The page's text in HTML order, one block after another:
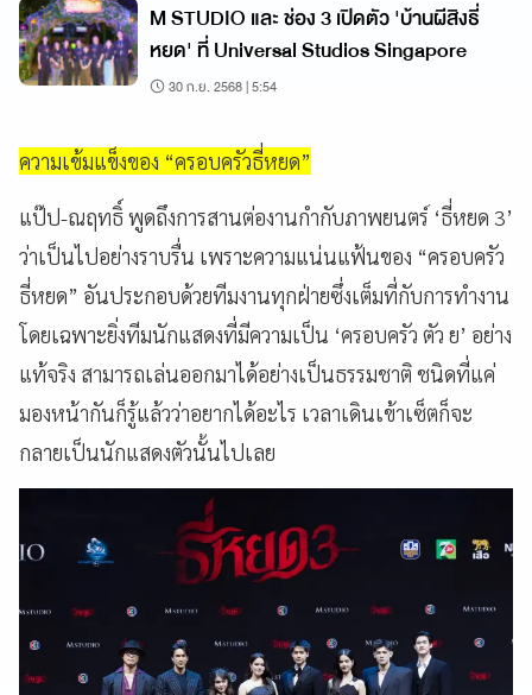
M STUDIO และ ช่อง 3 เปิดตัว 'บ้านผีสิงธี่
หยด' ที่ Universal Studios Singapore
30 ก.ย. 2568 | 5:54
ความเข้มแข็งของ “ครอบครัวธี่หยด”
แป๊ป-ณฤทธิ์ พูดถึงการสานต่องานกำกับภาพยนตร์ ‘ธี่หยด 3’
ว่าเป็นไปอย่างราบรื่น เพราะความแน่นแฟ้นของ “ครอบครัว
ธี่หยด” อันประกอบด้วยทีมงานทุกฝ่ายซึ่งเต็มที่กับการทำงาน
โดยเฉพาะยิ่งทีมนักแสดงที่มีความเป็น ‘ครอบครัว ตัว ย’ อย่าง
แท้จริง สามารถเล่นออกมาได้อย่างเป็นธรรมชาติ ชนิดที่แค่
มองหน้ากันก็รู้แล้วว่าอยากได้อะไร เวลาเดินเข้าเซ็ตก็จะ
กลายเป็นนักแสดงตัวนั้นไปเลย